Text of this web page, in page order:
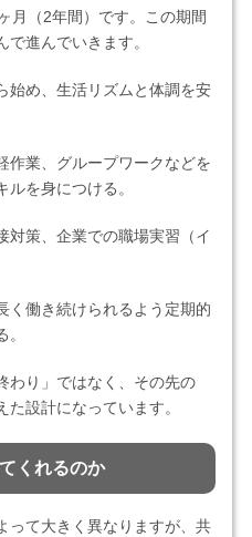
月（2年間）です。この期間
進んでいきます。
始め、生活リズムと体調を安
作業、グループワークなどを
を身につける。
対策、企業での職場実習（イ
く働き続けられるよう定期的
わり」ではなく、その先の
た設計になっています。
くれるのか
って大きく異なりますが、共